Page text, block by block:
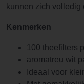
kunnen zich volledig
Kenmerken
100 theefilters
aromatreu wit
Ideaal voor